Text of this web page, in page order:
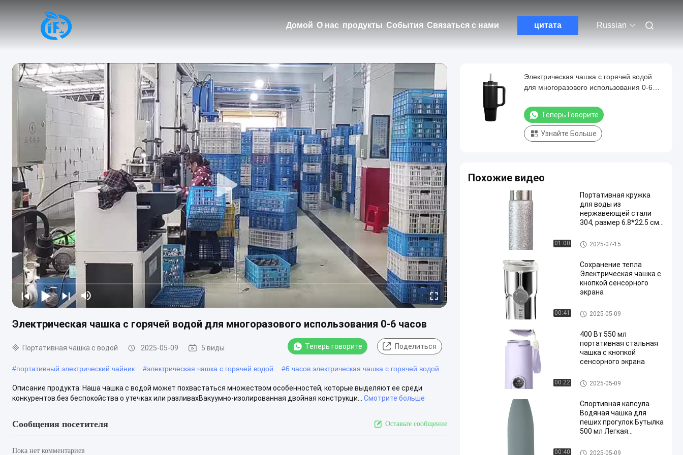
Домой О нас продукты События Связаться с нами цитата Russian
Электрическая чашка с горячей водой для многоразового использования 0-6 часов
Портативная чашка с водой 2025-05-09 5 виды Теперь говорите Поделиться
#портативный электрический чайник #электрическая чашка с горячей водой #6 часов электрическая чашка с горячей водой
Описание продукта: Наша чашка с водой может похвастаться множеством особенностей, которые выделяют ее среди
конкурентов.без беспокойства о утечках или разливахВакуумно-изолированная двойная конструкци...
Смотрите больше
Сообщения посетителя Оставьте сообщение
Пока нет комментариев
Электрическая чашка с горячей водой
для многоразового использования 0-6
Теперь Говорите
Узнайте Больше
Похожие видео
01:00
Портативная кружка
для воды из
нержавеющей стали
304, размер 6.8*22.5 см,
напитков
Портативная чашка с водой
2025-07-15
00:41
Сохранение тепла
Электрическая чашка с
кнопкой сенсорного
экрана
Портативная чашка с водой
2025-05-09
00:22
400 Вт 550 мл
портативная стальная
чашка с кнопкой
сенсорного экрана
Портативная чашка с водой
2025-05-09
00:40
Спортивная капсула
Водяная чашка для
пеших прогулок Бутылка
500 мл Легкая
для термоса
Портативная чашка с водой
2025-05-09